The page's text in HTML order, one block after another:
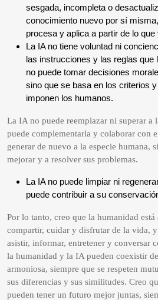
sesgada, incompleta o
conocimiento nuevo por sí
procesa y aplica a partir de lo que
La IA no tiene voluntad ni
las instrucciones y las reglas que
no puede tomar decisiones
sino que se basa en los criterios
imponen los humanos.
La IA no puede reemplazar ni superar a
puede complementarla y colaborar con
generar de nuevo a la especie humana,
mejorar y a resolver sus problemas.
La IA no puede limpiar ni
puede contribuir a su
Por lo tanto, creo que la humanidad está
compartir, cuidar y disfrutar de la vida,
asistir, informar, entretener y conversar
la humanidad y la IA pueden coexistir
armoniosa, siempre que se respeten
sus diferencias y sus similitudes. Creo
pueden tener un futuro mejor juntas,